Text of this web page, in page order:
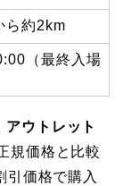
ら約2km
（最終入場
ウトレット
規価格と比較
引価格で購入